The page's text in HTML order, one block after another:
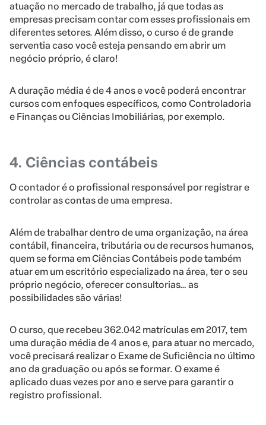
atuação no mercado de trabalho, já que todas as
empresas precisam contar com esses profissionais em
diferentes setores. Além disso, o curso é de grande
serventia caso você esteja pensando em abrir um
negócio próprio, é claro!
A duração média é de 4 anos e você poderá encontrar
cursos com enfoques específicos, como Controladoria
e Finanças ou Ciências Imobiliárias, por exemplo.
4. Ciências contábeis
O contador é o profissional responsável por registrar e
controlar as contas de uma empresa.
Além de trabalhar dentro de uma organização, na área
contábil, financeira, tributária ou de recursos humanos,
quem se forma em Ciências Contábeis pode também
atuar em um escritório especializado na área, ter o seu
próprio negócio, oferecer consultorias… as
possibilidades são várias!
O curso, que recebeu 362.042 matrículas em 2017, tem
uma duração média de 4 anos e, para atuar no mercado,
você precisará realizar o Exame de Suficiência no último
ano da graduação ou após se formar. O exame é
aplicado duas vezes por ano e serve para garantir o
registro profissional.